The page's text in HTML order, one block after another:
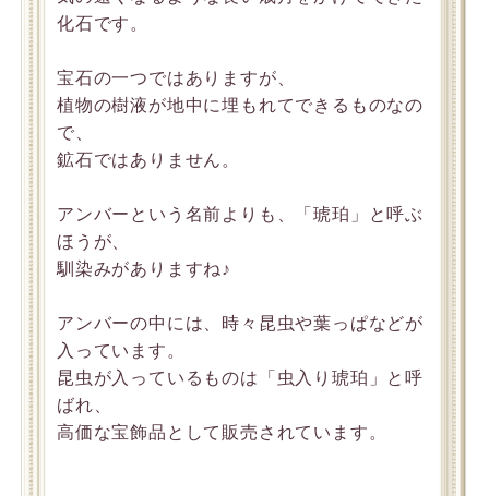
化石です。
宝石の一つではありますが、
植物の樹液が地中に埋もれてできるものなの
で、
鉱石ではありません。
アンバーという名前よりも、「琥珀」と呼ぶ
ほうが、
馴染みがありますね♪
アンバーの中には、時々昆虫や葉っぱなどが
入っています。
昆虫が入っているものは「虫入り琥珀」と呼
ばれ、
高価な宝飾品として販売されています。